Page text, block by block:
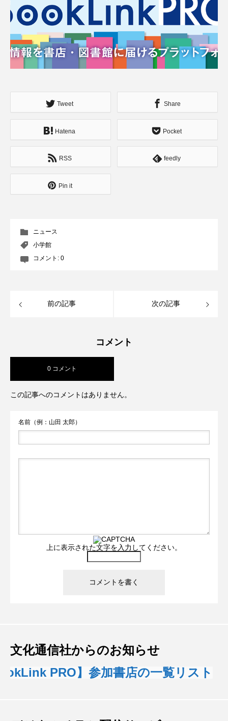
Tweet Share
Hatena Pocket
RSS feedly
Pin it
ニュース
小学館
コメント: 0
前の記事 次の記事
コメント
0 コメント
この記事へのコメントはありません。
名前（例：山田 太郎）
上に表示された文字を入力してください。
文化通信社からのお知らせ
PRO】参加書店の一覧リスト